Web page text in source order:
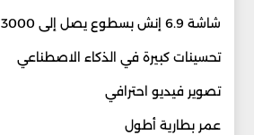
شاشة 6.9 إنش بسطوع يصل إلى 3000 نت
تحسينات كبيرة في الذكاء الاصطناعي
تصوير فيديو احترافي
عمر بطارية أطول